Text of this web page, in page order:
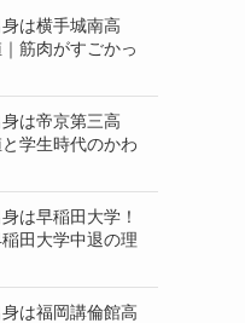
は横手城南高
筋肉がすごかっ
は帝京第三高
学生時代のかわ
は早稲田大学！
田大学中退の理
は福岡講倫館高